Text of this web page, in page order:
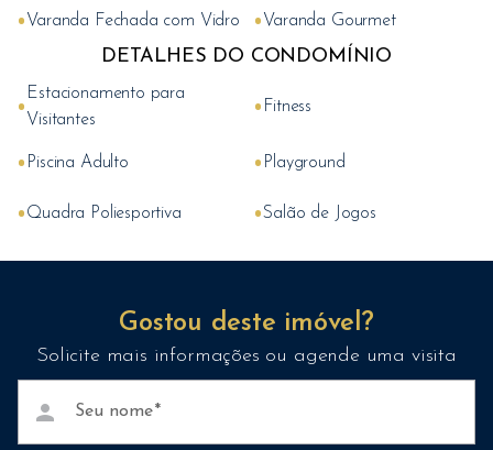
•Varanda Fechada com Vidro •Varanda Gourmet
DETALHES DO CONDOMÍNIO
• Estacionamento para
Visitantes
• Fitness
• Piscina Adulto • Playground
•Quadra Poliesportiva •Salão de Jogos
Gostou deste imóvel?
Solicite mais informações ou agende uma visita
Seu nome
person